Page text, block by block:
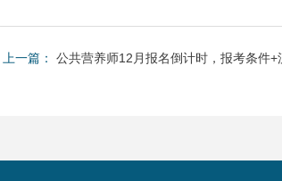
上一篇： 公共营养师12月报名倒计时，报考条件+